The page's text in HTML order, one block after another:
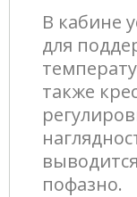
В кабине
для
также
пофазно.